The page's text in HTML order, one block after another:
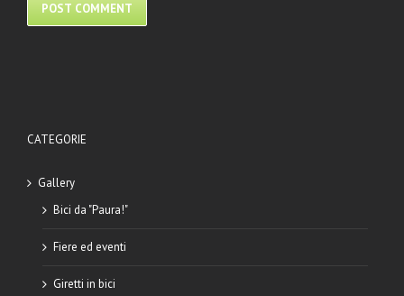
CATEGORIE
Gallery
Bici da "Paura!"
Fiere ed eventi
Giretti in bici